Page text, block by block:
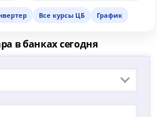
Все курсы ЦБ График
в банках сегодня